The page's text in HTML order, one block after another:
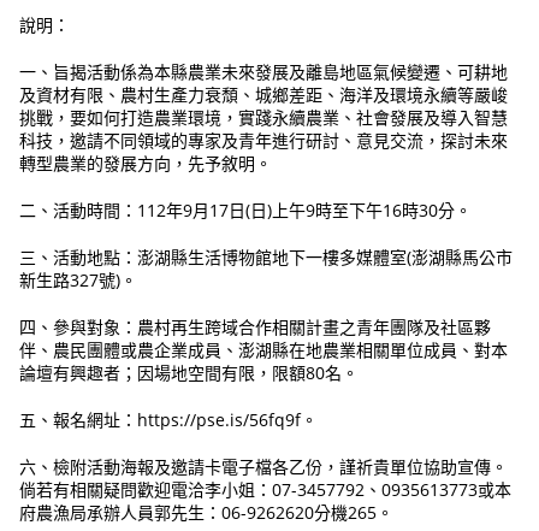
說明：
一、旨揭活動係為本縣農業未來發展及離島地區氣候變遷、可耕地
及資材有限、農村生產力衰頹、城鄉差距、海洋及環境永續等嚴峻
挑戰，要如何打造農業環境，實踐永續農業、社會發展及導入智慧
科技，邀請不同領域的專家及青年進行研討、意見交流，探討未來
轉型農業的發展方向，先予敘明。
二、活動時間：112年9月17日(日)上午9時至下午16時30分。
三、活動地點：澎湖縣生活博物館地下一樓多媒體室(澎湖縣馬公市
新生路327號)。
四、參與對象：農村再生跨域合作相關計畫之青年團隊及社區夥
伴、農民團體或農企業成員、澎湖縣在地農業相關單位成員、對本
論壇有興趣者；因場地空間有限，限額80名。
五、報名網址：https://pse.is/56fq9f。
六、檢附活動海報及邀請卡電子檔各乙份，謹祈貴單位協助宣傳。
倘若有相關疑問歡迎電洽李小姐：07-3457792、0935613773或本
府農漁局承辦人員郭先生：06-9262620分機265。